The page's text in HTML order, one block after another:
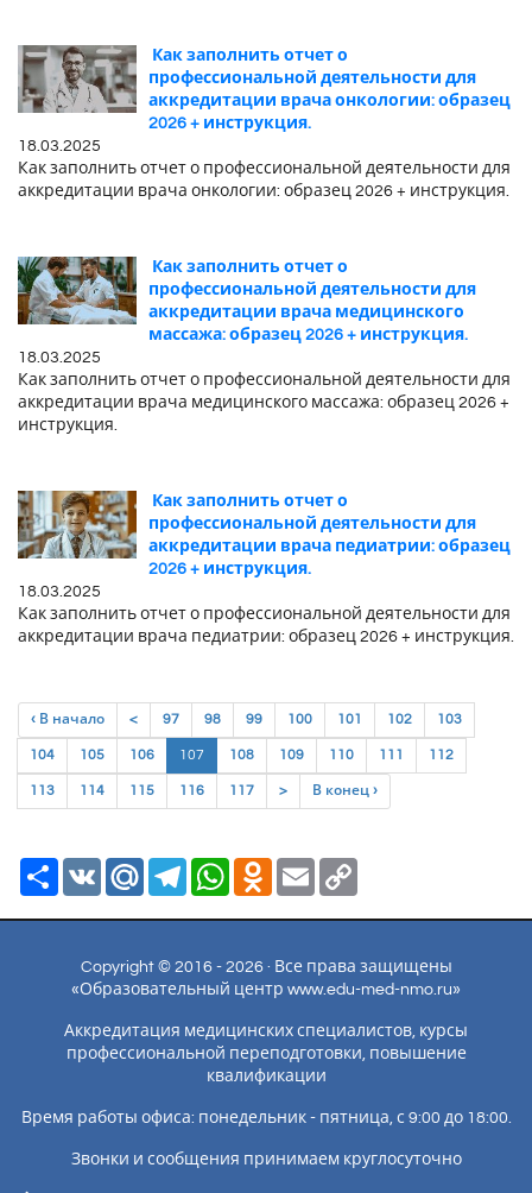
Как заполнить отчет о
профессиональной деятельности для
аккредитации врача онкологии: образец
2026 + инструкция.
18.03.2025
Как заполнить отчет о профессиональной деятельности для
аккредитации врача онкологии: образец 2026 + инструкция.
Как заполнить отчет о
профессиональной деятельности для
аккредитации врача медицинского
массажа: образец 2026 + инструкция.
18.03.2025
Как заполнить отчет о профессиональной деятельности для
аккредитации врача медицинского массажа: образец 2026 +
инструкция.
Как заполнить отчет о
профессиональной деятельности для
аккредитации врача педиатрии: образец
2026 + инструкция.
18.03.2025
Как заполнить отчет о профессиональной деятельности для
аккредитации врача педиатрии: образец 2026 + инструкция.
‹ В начало < 97 98 99 100 101 102 103
104 105 106 107 (current)
108 109 110 111 112
113 114 115 116 117 > В конец ›
РесурсVK Mail.Ru TelegramWhatsAppOdnoklassniki
Email
Copyright © 2016 - 2026 · Все права защищены
«Образовательный центр www.edu-med-nmo.ru»
Аккредитация медицинских специалистов, курсы
профессиональной переподготовки, повышение
квалификации
Время работы офиса: понедельник - пятница, с 9:00 до 18:00.
Звонки и сообщения принимаем круглосуточно